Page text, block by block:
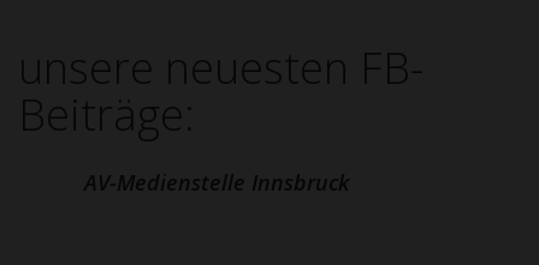
unsere neuesten FB-
Beiträge:
AV-Medienstelle Innsbruck